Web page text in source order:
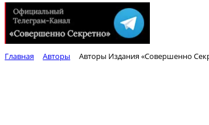
Главная Авторы Авторы Издания «Совершенно